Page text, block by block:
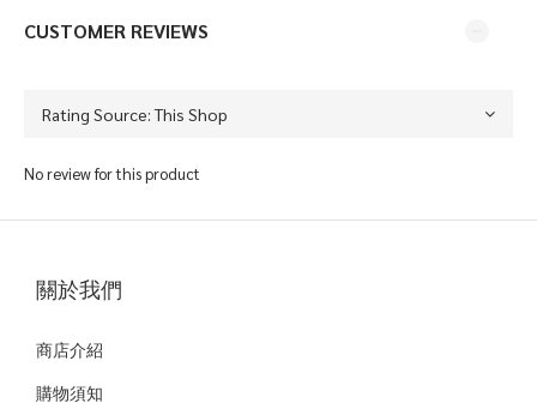
CUSTOMER REVIEWS
No review for this product
關於我們
商店介紹
購物須知